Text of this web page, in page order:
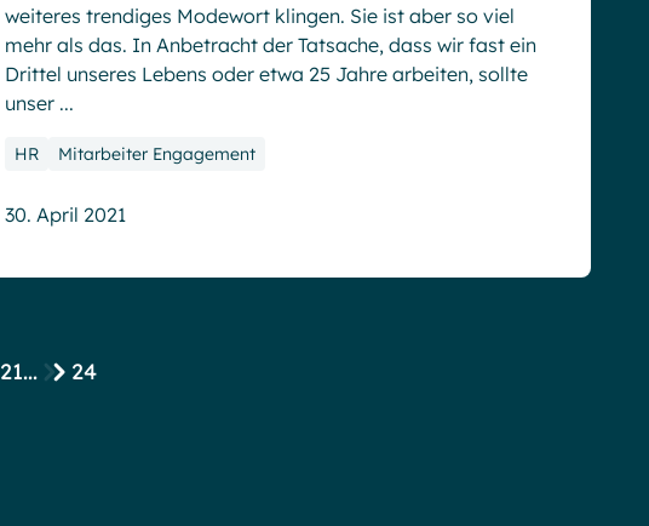
weiteres trendiges Modewort klingen. Sie ist aber so viel
mehr als das. In Anbetracht der Tatsache, dass wir fast ein
Drittel unseres Lebens oder etwa 25 Jahre arbeiten, sollte
unser ...
HR Mitarbeiter Engagement
30. April 2021
21... 24